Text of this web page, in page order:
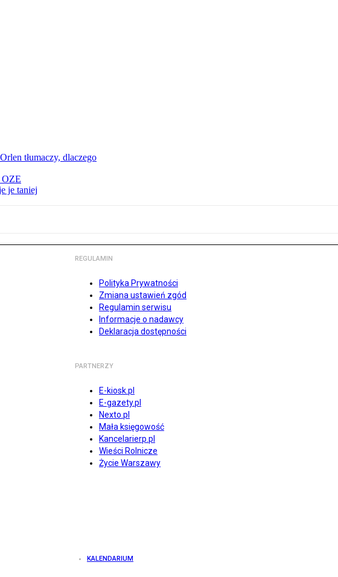
tłumaczy, dlaczego
OZE
je taniej
REGULAMIN
Polityka Prywatności
Zmiana ustawień zgód
Regulamin serwisu
Informacje o nadawcy
Deklaracja dostępności
PARTNERZY
E-kiosk.pl
E-gazety.pl
Nexto.pl
Mała księgowość
Kancelarierp.pl
Wieści Rolnicze
Życie Warszawy
KALENDARIUM